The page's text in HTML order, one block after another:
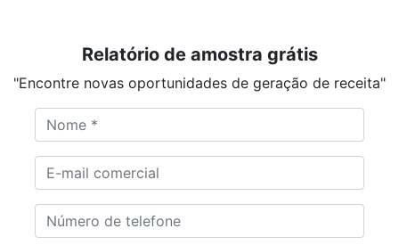
Relatório de amostra grátis
"Encontre novas oportunidades de geração de receita"